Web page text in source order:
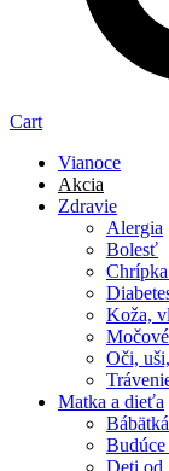
Cart
Vianoce
Akcia
Zdravie
Alergia
Bolesť
Koža,
Oči,
Matka a dieťa
Bábätká
Deti od